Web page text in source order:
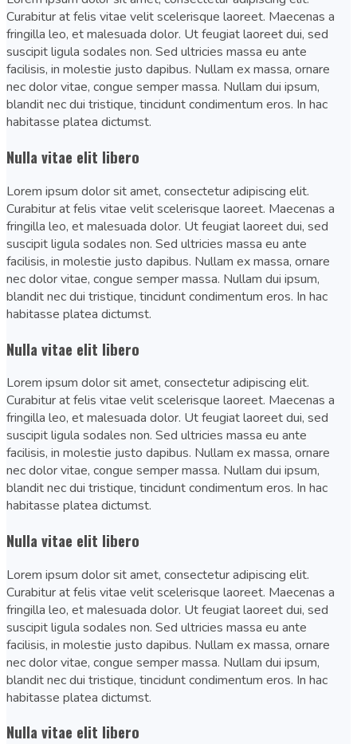
Curabitur at felis vitae velit scelerisque laoreet. Maecenas a
fringilla leo, et malesuada dolor. Ut feugiat laoreet dui, sed
suscipit ligula sodales non. Sed ultricies massa eu ante
facilisis, in molestie justo dapibus. Nullam ex massa, ornare
nec dolor vitae, congue semper massa. Nullam dui ipsum,
blandit nec dui tristique, tincidunt condimentum eros. In hac
habitasse platea dictumst.
Nulla vitae elit libero
Lorem ipsum dolor sit amet, consectetur adipiscing elit.
Curabitur at felis vitae velit scelerisque laoreet. Maecenas a
fringilla leo, et malesuada dolor. Ut feugiat laoreet dui, sed
suscipit ligula sodales non. Sed ultricies massa eu ante
facilisis, in molestie justo dapibus. Nullam ex massa, ornare
nec dolor vitae, congue semper massa. Nullam dui ipsum,
blandit nec dui tristique, tincidunt condimentum eros. In hac
habitasse platea dictumst.
Nulla vitae elit libero
Lorem ipsum dolor sit amet, consectetur adipiscing elit.
Curabitur at felis vitae velit scelerisque laoreet. Maecenas a
fringilla leo, et malesuada dolor. Ut feugiat laoreet dui, sed
suscipit ligula sodales non. Sed ultricies massa eu ante
facilisis, in molestie justo dapibus. Nullam ex massa, ornare
nec dolor vitae, congue semper massa. Nullam dui ipsum,
blandit nec dui tristique, tincidunt condimentum eros. In hac
habitasse platea dictumst.
Nulla vitae elit libero
Lorem ipsum dolor sit amet, consectetur adipiscing elit.
Curabitur at felis vitae velit scelerisque laoreet. Maecenas a
fringilla leo, et malesuada dolor. Ut feugiat laoreet dui, sed
suscipit ligula sodales non. Sed ultricies massa eu ante
facilisis, in molestie justo dapibus. Nullam ex massa, ornare
nec dolor vitae, congue semper massa. Nullam dui ipsum,
blandit nec dui tristique, tincidunt condimentum eros. In hac
habitasse platea dictumst.
Nulla vitae elit libero